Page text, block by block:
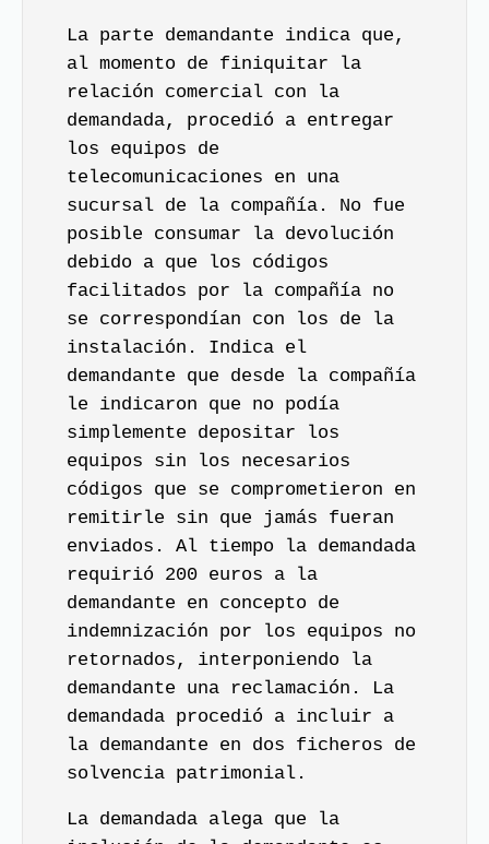
La parte demandante indica que,
al momento de finiquitar la
relación comercial con la
demandada, procedió a entregar
los equipos de
telecomunicaciones en una
sucursal de la compañía. No fue
posible consumar la devolución
debido a que los códigos
facilitados por la compañía no
se correspondían con los de la
instalación. Indica el
demandante que desde la compañía
le indicaron que no podía
simplemente depositar los
equipos sin los necesarios
códigos que se comprometieron en
remitirle sin que jamás fueran
enviados. Al tiempo la demandada
requirió 200 euros a la
demandante en concepto de
indemnización por los equipos no
retornados, interponiendo la
demandante una reclamación. La
demandada procedió a incluir a
la demandante en dos ficheros de
solvencia patrimonial.
La demandada alega que la